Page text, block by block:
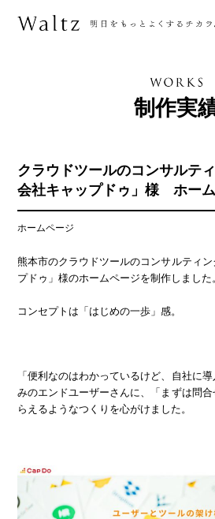
制作実
クラウドツールのコンサルテ
会社キャップドゥ」様 ホー
ホームページ
熊本市のクラウドツールのコンサルティ
プドゥ」様のホームページを制作しました
コンセプトは「はじめの一歩」感。
「便利なのはわかっているけど、自社に
みのエンドユーザーさんに、「まずは問
らえるようなつくりを心がけました。